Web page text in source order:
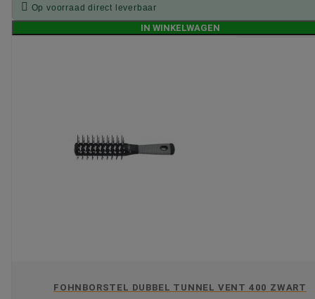
 Op voorraad direct leverbaar
IN WINKELWAGEN
FOHNBORSTEL DUBBEL TUNNEL VENT 400 ZWART